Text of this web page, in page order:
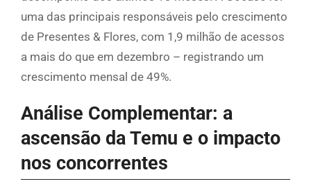
uma das principais responsáveis pelo crescimento
de Presentes & Flores, com 1,9 milhão de acessos
a mais do que em dezembro – registrando um
crescimento mensal de 49%.
Análise Complementar: a
ascensão da Temu e o impacto
nos concorrentes